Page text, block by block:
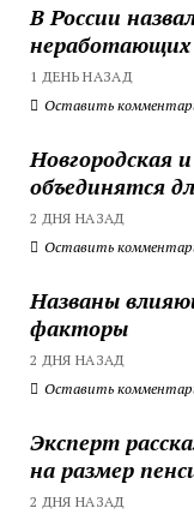
В России
неработающих
1 ДЕНЬ НАЗАД
Оставить
Новгородская
объединятся
2 ДНЯ НАЗАД
Оставить
Названы
факторы
2 ДНЯ НАЗАД
Оставить
Эксперт
на размер
2 ДНЯ НАЗАД